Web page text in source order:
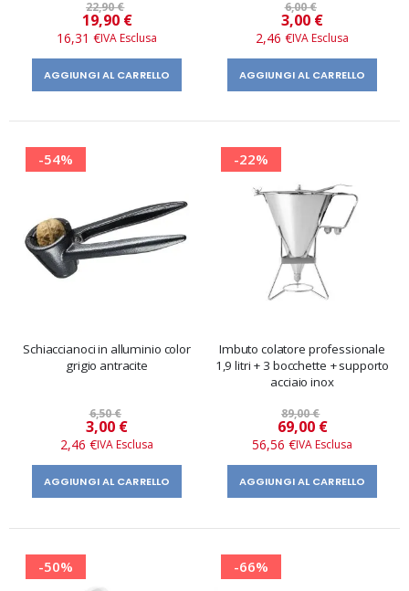
22,90 €
Prezzo
speciale
19,90 €
16,31 €
AGGIUNGI AL CARRELLO
6,00 €
Prezzo
speciale
3,00 €
2,46 €
AGGIUNGI AL CARRELLO
-54%
Schiaccianoci in alluminio color
grigio antracite
6,50 €
Prezzo
speciale
3,00 €
2,46 €
AGGIUNGI AL CARRELLO
-22%
Imbuto colatore professionale
1,9 litri + 3 bocchette + supporto
acciaio inox
89,00 €
Prezzo
speciale
69,00 €
56,56 €
AGGIUNGI AL CARRELLO
-50% -66%